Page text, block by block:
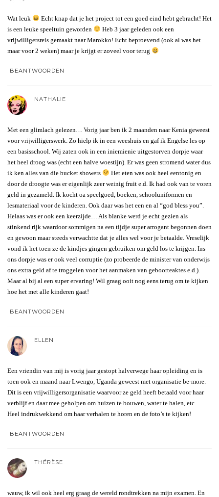
Wat leuk
Echt knap dat je het project tot een goed eind hebt gebracht! Het
is een leuke speeltuin geworden
Heb 3 jaar geleden ook een
vrijwilligersreis gemaakt naar Marokko! Echt beproevend (ook al was het
maar voor 2 weken) maar je krijgt er zoveel voor terug
BEANTWOORDEN
NATHALIE
Met een glimlach gelezen… Vorig jaar ben ik 2 maanden naar Kenia geweest
voor vrijwilligerswerk. Zo hielp ik in een weeshuis en gaf ik Engelse les op
een basisschool. Wij zaten ook in een iniemienie uitgestorven dorpje waar
het heel droog was (echt een halve woestijn). Er was geen stromend water dus
ik ken alles van die bucket showers
Het eten was ook heel eentonig en
door de droogte was er eigenlijk zeer weinig fruit e.d. Ik had ook van te voren
geld in gezameld. Ik kocht oa speelgoed, boeken, schooluniformen en
lesmateriaal voor de kinderen. Ook daar was het een en al “god bless you”.
Helaas was er ook een keerzijde… Als blanke werd je echt gezien als
stinkend rijk waardoor sommigen na een tijdje super arrogant begonnen doen
en gewoon maar steeds verwachtte dat je alles wel voor je betaalde. Vreselijk
vond ik het toen ze de kindjes gingen gebruiken om geld los te krijgen. Ins
ons dorpje was er ook veel corruptie (zo probeerde de minister van onderwijs
ons extra geld af te troggelen voor het aanmaken van geboorteaktes e.d.).
Maar al bij al een super ervaring! Wil graag ooit nog eens terug om te kijken
hoe het met alle kinderen gaat!
BEANTWOORDEN
ELLEN
Een vriendin van mij is vorig jaar gestopt halverwege haar opleiding en is
toen ook en maand naar Lwengo, Uganda geweest met organisatie be-more.
Dit is een vrijwilligersorganisatie waarvoor ze geld heeft betaald voor haar
verblijf en daar mee geholpen om huizen te bouwen, water te halen, etc.
Heel indrukwekkend om haar verhalen te horen en de foto’s te kijken!
BEANTWOORDEN
THÉRÈSE
wauw, ik wil ook heel erg graag de wereld rondtrekken na mijn examen. En